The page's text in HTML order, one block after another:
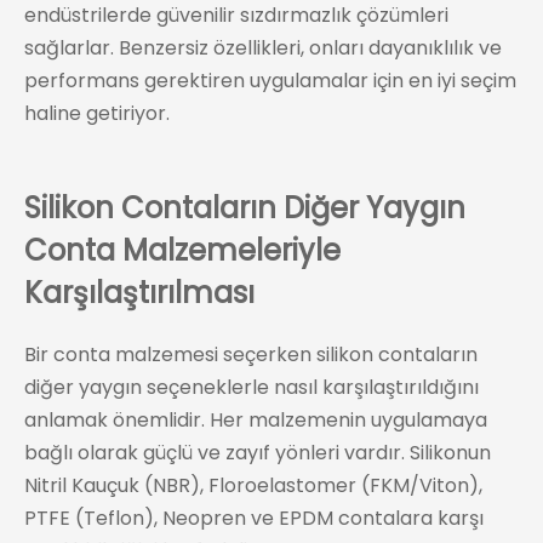
endüstrilerde güvenilir sızdırmazlık çözümleri
sağlarlar. Benzersiz özellikleri, onları dayanıklılık ve
performans gerektiren uygulamalar için en iyi seçim
haline getiriyor.
Silikon Contaların Diğer Yaygın
Conta Malzemeleriyle
Karşılaştırılması
Bir conta malzemesi seçerken silikon contaların
diğer yaygın seçeneklerle nasıl karşılaştırıldığını
anlamak önemlidir. Her malzemenin uygulamaya
bağlı olarak güçlü ve zayıf yönleri vardır. Silikonun
Nitril Kauçuk (NBR), Floroelastomer (FKM/Viton),
PTFE (Teflon), Neopren ve EPDM contalara karşı